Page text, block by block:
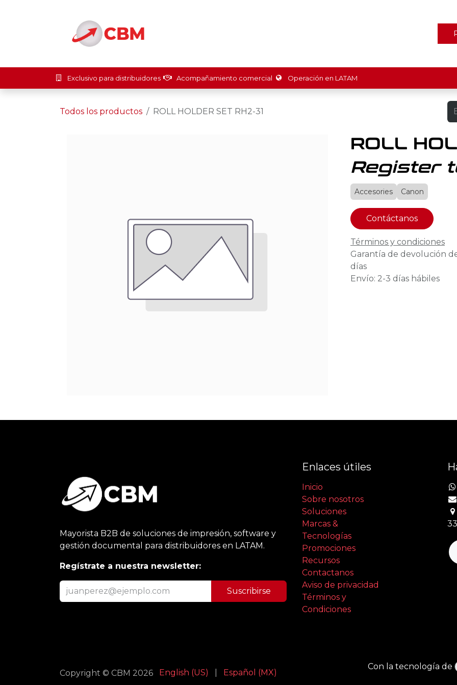
Exclusivo para distribuidores Acompañamiento comercial Operación en LATAM
Todos los productos ROLL HOLDER SET RH2-31
ROLL
Register
Accesories Canon
Contáctanos
Términos y condiciones
Garantía de devolución
días
Envío: 2-3 días hábiles
Mayorista B2B de soluciones de impresión, software y
gestión documental para distribuidores en LATAM.
Regístrate a nuestra newsletter:
Suscribirse
Enlaces útiles
Inicio
Sobre nosotros
Soluciones
Marcas &
Tecnologías
Promociones
Recursos
Contactanos
Aviso de privacidad
Términos y
Condiciones
Copyright © CBM 2026 English (US) Español (MX)
Con la tecnología de